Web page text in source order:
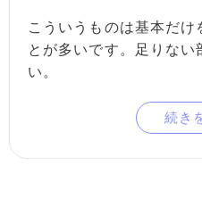
こういうものは基本だけ
とが多いです。足りな
い。
続き